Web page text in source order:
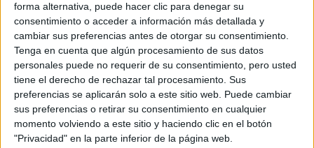
forma alternativa, puede hacer clic para denegar su
consentimiento o acceder a información más detallada y
cambiar sus preferencias antes de otorgar su consentimiento.
Tenga en cuenta que algún procesamiento de sus datos
personales puede no requerir de su consentimiento, pero usted
tiene el derecho de rechazar tal procesamiento. Sus
preferencias se aplicarán solo a este sitio web. Puede cambiar
sus preferencias o retirar su consentimiento en cualquier
momento volviendo a este sitio y haciendo clic en el botón
"Privacidad" en la parte inferior de la página web.
Soy estudiante de:*
Términos y Condiciones de Uso
Aceptolos Términos y Condicionesde uso*